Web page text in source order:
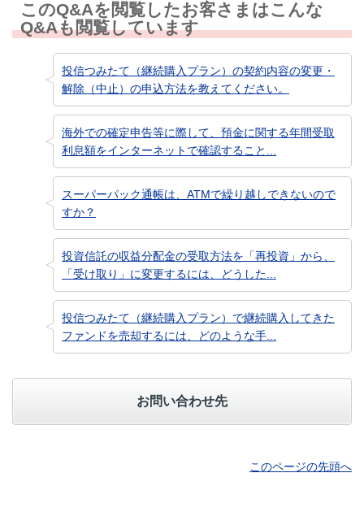
このQ&Aを閲覧したお客さまはこんな
Q&Aも閲覧しています
投信つみたて（継続購入プラン）の契約内容の変更・
解除（中止）の申込方法を教えてください。
海外での確定申告等に際して、預金に関する年間受取
利息額をインターネットで確認すること...
スーパーパック通帳は、ATMで繰り越しできないので
すか？
投資信託の収益分配金の受取方法を「再投資」から、
「受け取り」に変更するには、どうした...
投信つみたて（継続購入プラン）で継続購入してきた
ファンドを売却するには、どのような手...
お問い合わせ先
このページの先頭へ